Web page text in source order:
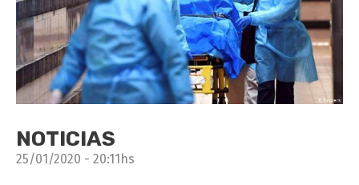
NOTICIAS
25/01/2020 - 20:11hs